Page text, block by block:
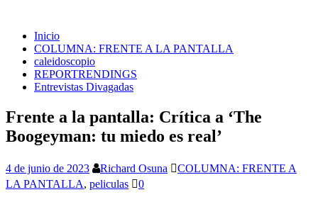
Inicio
COLUMNA: FRENTE A LA PANTALLA
caleidoscopio
REPORTRENDINGS
Entrevistas Divagadas
Frente a la pantalla: Crítica a ‘The
Boogeyman: tu miedo es real’
4 de junio de 2023 Richard Osuna
COLUMNA: FRENTE A
LA PANTALLA, peliculas 0